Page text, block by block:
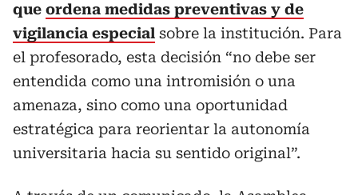
que ordena medidas preventivas y de
vigilancia especial sobre la institución. Para
el profesorado, esta decisión “no debe ser
entendida como una intromisión o una
amenaza, sino como una oportunidad
estratégica para reorientar la autonomía
universitaria hacia su sentido original”.